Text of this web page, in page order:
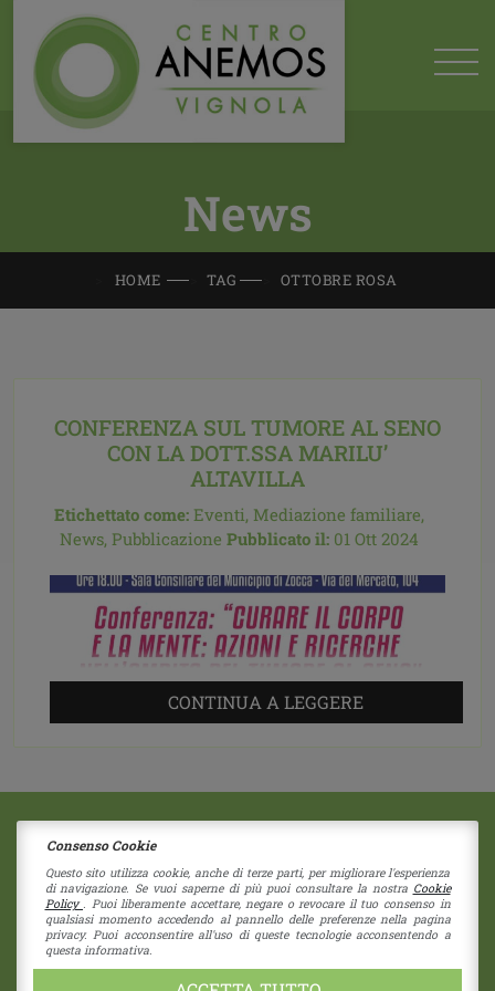
News
HOME TAG OTTOBRE ROSA
CONFERENZA SUL TUMORE AL SENO
CON LA DOTT.SSA MARILU’
ALTAVILLA
Etichettato come: Eventi, Mediazione familiare,
News, Pubblicazione Pubblicato il: 01 Ott 2024
CONTINUA A LEGGERE
2018 © Copyright - Centro Sociale Papa Giovanni XXIII
Via G. Bruno 11|41058 Vignola(Modena)
Società Coperativa - Nr Iscrizione C122937
RE - 274192 - Cap. Sociale 1.550 i.v.
CF 80039730355 - P.I. 01838960357
Privacy Policy| Cookies Policy
Consenso Cookie
Questo sito utilizza cookie, anche di terze parti, per migliorare l'esperienza
di navigazione. Se vuoi saperne di più puoi consultare la nostra Cookie
Policy
. Puoi liberamente accettare, negare o revocare il tuo consenso in
qualsiasi momento accedendo al pannello delle preferenze nella pagina
privacy. Puoi acconsentire all'uso di queste tecnologie acconsentendo a
questa informativa.